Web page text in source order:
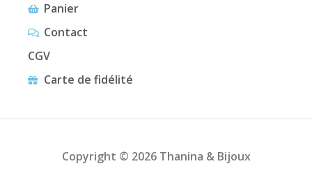
Panier
Contact
CGV
Carte de fidélité
Copyright © 2026 Thanina & Bijoux